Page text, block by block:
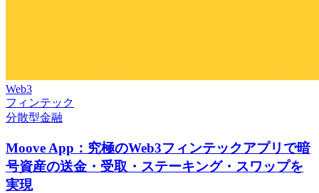
Web3
フィンテック
分散型金融
Moove App：究極のWeb3フィンテックアプリで暗
号資産の送金・受取・ステーキング・スワップを
実現